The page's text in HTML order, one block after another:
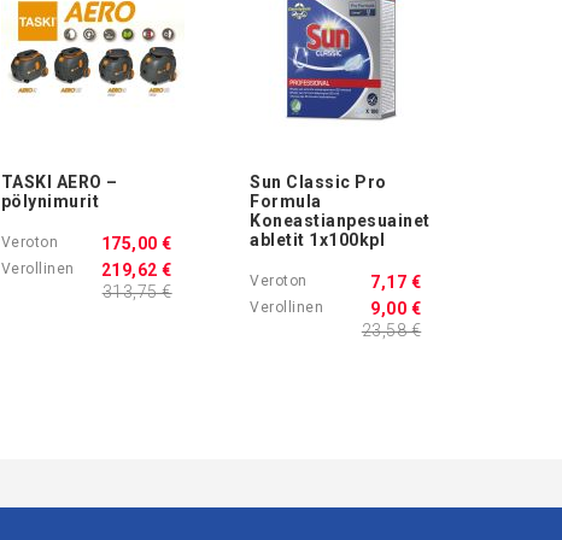
TASKI AERO –
pölynimurit
219,62 €
175,00 €
313,75 €
Sun Classic Pro
Formula
Koneastianpesuainet
abletit 1x100kpl
9,00 €
7,17 €
23,58 €